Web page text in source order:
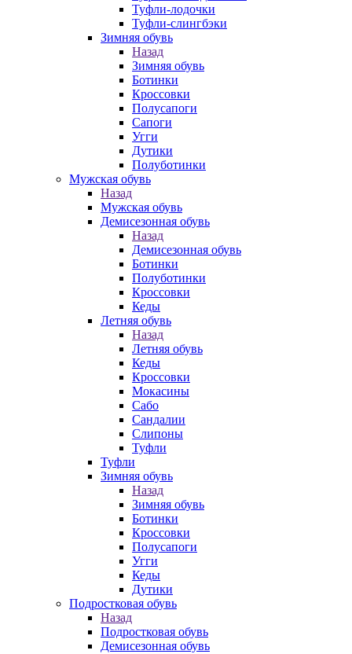
Туфли-лодочки
Туфли-слингбэки
Зимняя обувь
Назад
Зимняя обувь
Ботинки
Кроссовки
Полусапоги
Сапоги
Угги
Дутики
Полуботинки
Мужская обувь
Назад
Мужская обувь
Демисезонная обувь
Назад
Демисезонная обувь
Ботинки
Полуботинки
Кроссовки
Кеды
Летняя обувь
Назад
Летняя обувь
Кеды
Кроссовки
Мокасины
Сабо
Сандалии
Слипоны
Туфли
Туфли
Зимняя обувь
Назад
Зимняя обувь
Ботинки
Кроссовки
Полусапоги
Угги
Кеды
Дутики
Подростковая обувь
Назад
Подростковая обувь
Демисезонная обувь